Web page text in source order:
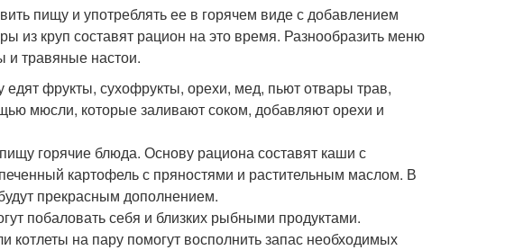
пищу и употреблять ее в горячем виде с добавлением
из круп составят рацион на это время. Разнообразить меню
и травяные настои.
фрукты, сухофрукты, орехи, мед, пьют отвары трав,
мюсли, которые заливают соком, добавляют орехи и
горячие блюда. Основу рациона составят каши с
картофель с пряностями и растительным маслом. В
прекрасным дополнением.
побаловать себя и близких рыбными продуктами.
на пару помогут восполнить запас необходимых